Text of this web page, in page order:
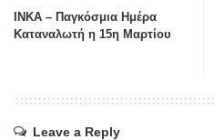
ΙΝΚΑ – Παγκόσμια Ημέρα
Καταναλωτή η 15η Μαρτίου
Leave a Reply